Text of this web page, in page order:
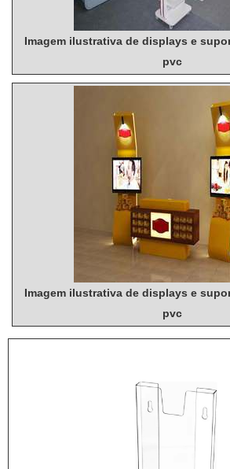
Imagem ilustrativa de displays e
pvc
Imagem ilustrativa de displays e
pvc